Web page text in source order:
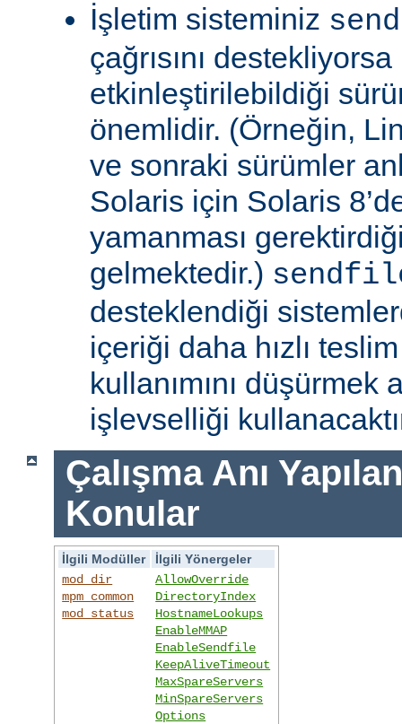
İşletim sisteminiz
çağrısını
etkinleştirilebildiği
önemlidir. (Örneğin,
ve sonraki sürümler
Solaris için Solaris
yamanması
gelmektedir.)
desteklendiği
içeriği daha hızlı
kullanımını düşürmek
işlevselliği
Çalışma Anı
Konular
İlgili Modüller
İlgili Yönergeler
mod_dir
mpm_common
mod_status
AllowOverride
DirectoryIndex
HostnameLookups
EnableMMAP
EnableSendfile
KeepAliveTimeout
MaxSpareServers
MinSpareServers
Options